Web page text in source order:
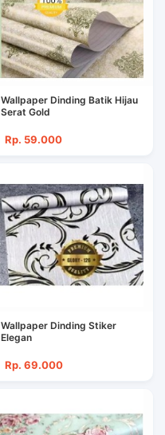
Wallpaper Dinding Batik Hijau
Serat Gold
Rp. 59.000
Wallpaper Dinding Stiker
Elegan
Rp. 69.000